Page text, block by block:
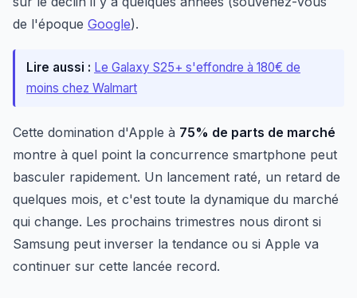
de l'époque Google).
Lire aussi : Le Galaxy S25+ s'effondre à 180€ de
moins chez Walmart
Cette domination d'Apple à 75% de parts de marché
montre à quel point la concurrence smartphone peut
basculer rapidement. Un lancement raté, un retard de
quelques mois, et c'est toute la dynamique du marché
qui change. Les prochains trimestres nous diront si
Samsung peut inverser la tendance ou si Apple va
continuer sur cette lancée record.